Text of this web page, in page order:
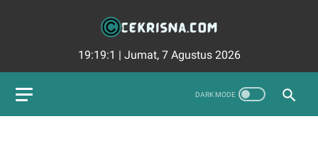
19:19:2 | Jumat, 7 Agustus 2026